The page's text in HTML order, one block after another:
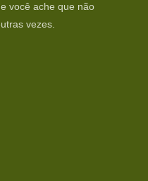
você ache que não
vezes.